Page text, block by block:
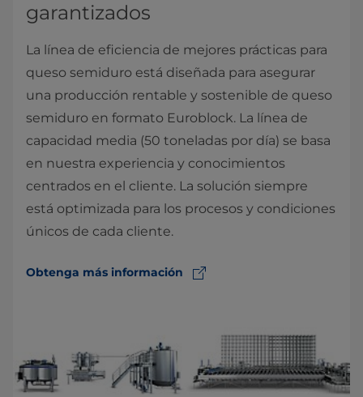
garantizados
La línea de eficiencia de mejores prácticas para
queso semiduro está diseñada para asegurar
una producción rentable y sostenible de queso
semiduro en formato Euroblock. La línea de
capacidad media (50 toneladas por día) se basa
en nuestra experiencia y conocimientos
centrados en el cliente. La solución siempre
está optimizada para los procesos y condiciones
únicos de cada cliente.
Obtenga más información